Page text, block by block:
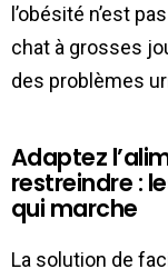
l’obésité n’est
chat à grosses
des problèmes
Adaptez
restreindre :
qui marche
La solution de